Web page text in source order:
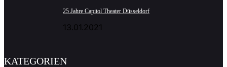
25 Jahre Capitol Theater Düsseldorf
13.01.2021
KATEGORIEN